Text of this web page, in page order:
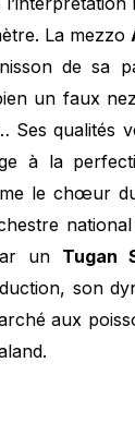
La mezzo
de sa
un faux
Ses qualités
à la
le chœur
un Tugan
son
aux